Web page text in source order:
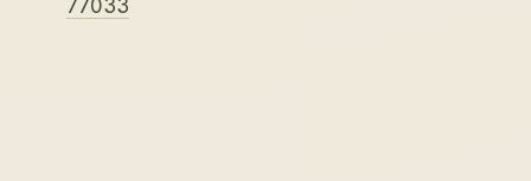
77033